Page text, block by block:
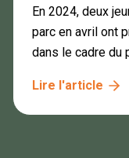
En 2024, deux
parc en avril ont
dans le cadre du
Lire l'article